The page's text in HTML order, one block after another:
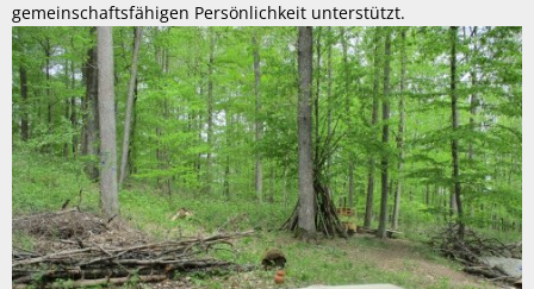
gemeinschaftsfähigen Persönlichkeit unterstützt.